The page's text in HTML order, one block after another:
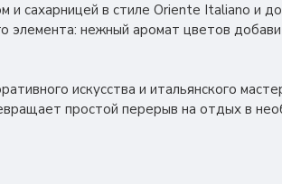
и сахарницей в стиле Oriente Italiano и
элемента: нежный аромат цветов
искусства и итальянского
простой перерыв на отдых в